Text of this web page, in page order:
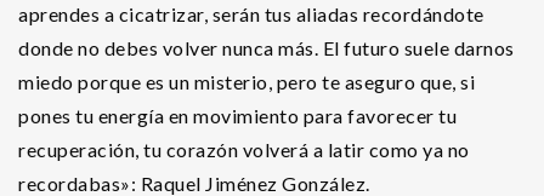
aprendes a cicatrizar, serán tus aliadas recordándote
donde no debes volver nunca más. El futuro suele darnos
miedo porque es un misterio, pero te aseguro que, si
pones tu energía en movimiento para favorecer tu
recuperación, tu corazón volverá a latir como ya no
recordabas»: Raquel Jiménez González.